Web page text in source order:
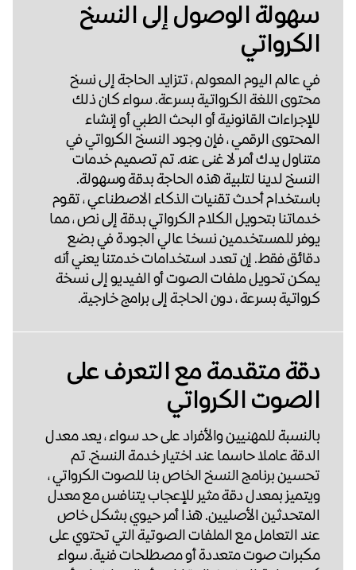
سهولة الوصول إلى النسخ
الكرواتي
في عالم اليوم المعولم ، تتزايد الحاجة إلى نسخ
محتوى اللغة الكرواتية بسرعة. سواء كان ذلك
للإجراءات القانونية أو البحث الطبي أو إنشاء
المحتوى الرقمي ، فإن وجود النسخ الكرواتي في
متناول يدك أمر لا غنى عنه. تم تصميم خدمات
النسخ لدينا لتلبية هذه الحاجة بدقة وسهولة.
باستخدام أحدث تقنيات الذكاء الاصطناعي ، تقوم
خدماتنا بتحويل الكلام الكرواتي بدقة إلى نص ، مما
يوفر للمستخدمين نسخا عالي الجودة في بضع
دقائق فقط. إن تعدد استخدامات خدمتنا يعني أنه
يمكن تحويل ملفات الصوت أو الفيديو إلى نسخة
كرواتية بسرعة ، دون الحاجة إلى برامج خارجية.
دقة متقدمة مع التعرف على
الصوت الكرواتي
بالنسبة للمهنيين والأفراد على حد سواء ، يعد معدل
الدقة عاملا حاسما عند اختيار خدمة النسخ. تم
تحسين برنامج النسخ الخاص بنا للصوت الكرواتي ،
ويتميز بمعدل دقة مثير للإعجاب يتنافس مع معدل
المتحدثين الأصليين. هذا أمر حيوي بشكل خاص
عند التعامل مع الملفات الصوتية التي تحتوي على
مكبرات صوت متعددة أو مصطلحات فنية. سواء